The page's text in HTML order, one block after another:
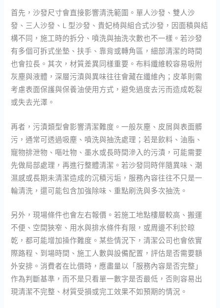
首先，沙發尺寸會直接影響清洗範圍。單人沙發、雙人沙
發、三人沙發、L 型沙發、貴妃椅與組合式沙發，因面積與結
構不同，施工時的拆分、噴洗與抽洗次數也不一樣。若沙發
有多個可拆式坐墊、扶手、靠背或轉角區，細部清潔的時間
也會拉長。其次，材質差異同樣重要。布料纖維較容易吸附
灰塵與液體，深層污漬與異味往往會藏在纖維內；皮革則需
考慮表面保護與保養油使用方式，避免過度去污而造成乾裂
或失去光澤。
再者，污漬類型會影響清潔難度。一般灰塵、皮屑與表面髒
污，通常可透過吸塵、噴洗與抽洗處理；若是飲料、油脂、
寵物排泄物、嘔吐物、墨水或長時間滲入的污漬，可能需要
先做局部處理，再進行整體清潔。若沙發同時伴隨異味、潮
濕感或長期未清潔造成的沉積污垢，服務內容往往不只是一
輪清洗，還可能包含加強除味、重點刷洗與多次抽洗。
另外，現場條件也會左右報價。若施工地點樓層較高、搬運
不便、空間狹窄、用水與排水條件有限，或周邊不利於晾
乾，都可能增加操作難度。某些情況下，清潔公司也會依實
際路程、到場時間、施工人數與設備配置，評估是否需要額
外安排。消費者在比價時，應盡量以「服務內容是否完整」
作為判斷基準，而不是只看單一數字是否最低，否則容易出
現清潔不完整、材質受損或完工效果不如預期的情況。